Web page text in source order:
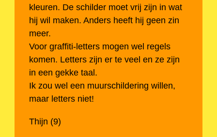
kleuren. De schilder moet vrij zijn in wat
hij wil maken. Anders heeft hij geen zin
meer.
Voor graffiti-letters mogen wel regels
komen. Letters zijn er te veel en ze zijn
in een gekke taal.
Ik zou wel een muurschildering willen,
maar letters niet!
Thijn (9)